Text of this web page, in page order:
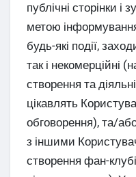
публічні сторінки і
метою
будь-які події,
так і некомерційні
створення та
цікавлять
обговорення), та/
з іншими
створення фан-